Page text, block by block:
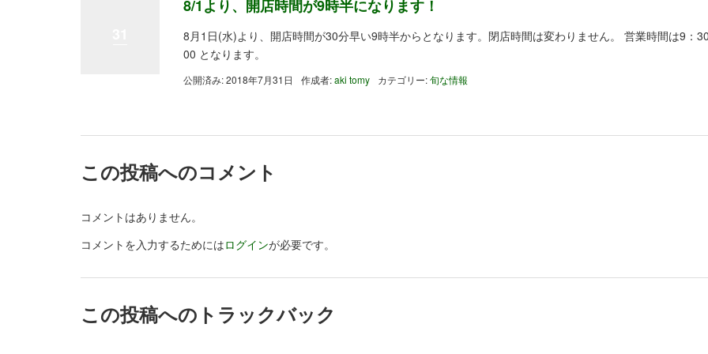
8/1より、開店時間が9時半になります！
8月1日(水)より、開店時間が30分早い9時半からとなります。閉店時間は変わりません。 営業時間は9：
00 となります。
公開済み: 2018年7月31日 作成者:aki tomy カテゴリー:旬な情報
この投稿へのコメント
コメントはありません。
コメントを入力するためにはログインが必要です。
この投稿へのトラックバック